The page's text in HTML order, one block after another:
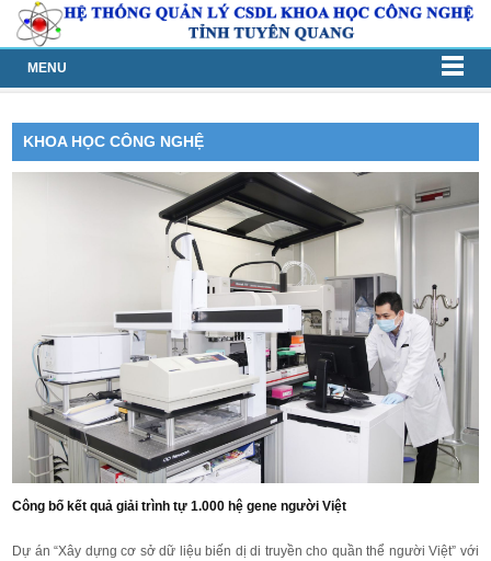
MENU
KHOA HỌC CÔNG NGHỆ
Công bố kết quả giải trình tự 1.000 hệ gene người Việt
Dự án “Xây dựng cơ sở dữ liệu biến dị di truyền cho quần thể người Việt” với